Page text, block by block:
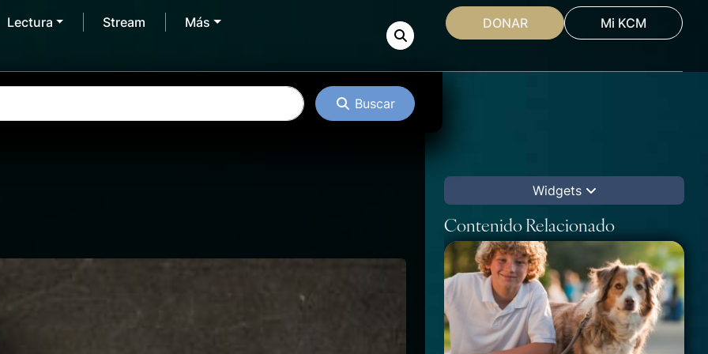
Lectura Stream Más DONAR Mi KCM
Buscar
Widgets
Contenido Relacionado